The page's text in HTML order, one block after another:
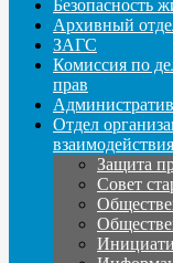
Безопасность
Архивный
ЗАГС
Комиссия по
прав
Отдел
Защита
Совет